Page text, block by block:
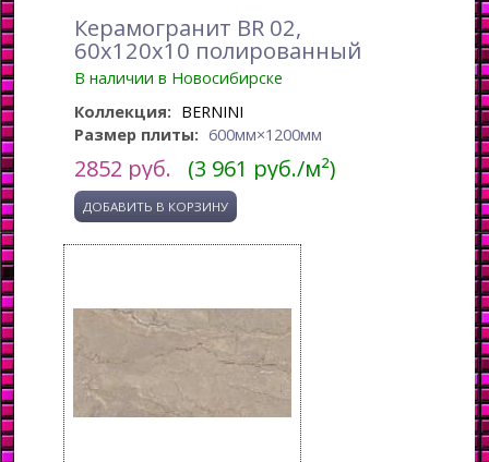
Керамогранит BR 02,
60x120x10 полированный
В наличии в Новосибирске
Коллекция: BERNINI
Размер плиты: 600мм×1200мм
2852 руб. (3 961 руб./м²)